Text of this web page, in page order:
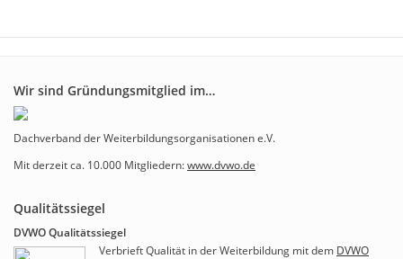
Wir sind Gründungsmitglied im…
Dachverband der Weiterbildungsorganisationen e.V.
Mit derzeit ca. 10.000 Mitgliedern:www.dvwo.de
Qualitätssiegel
DVWO Qualitätssiegel
Verbrieft Qualität in der Weiterbildung mit dem DVWO